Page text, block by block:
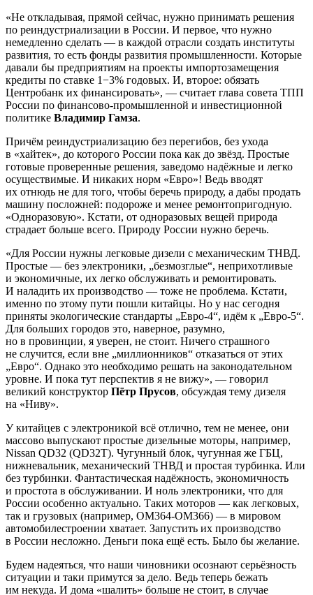
«Не откладывая, прямой сейчас, нужно принимать решения
по реиндустриализации в России. И первое, что нужно
немедленно сделать — в каждой отрасли создать институты
развития, то есть фонды развития промышленности. Которые
давали бы предприятиям на проекты импортозамещения
кредиты по ставке 1−3% годовых. И, второе: обязать
Центробанк их финансировать», — считает глава совета ТПП
России по финансово-промышленной и инвестиционной
политике Владимир Гамза.
Причём реиндустриализацию без перегибов, без ухода
в «хайтек», до которого России пока как до звёзд. Простые
готовые проверенные решения, заведомо надёжные и легко
осуществимые. И никаких норм «Евро»! Ведь вводят
их отнюдь не для того, чтобы беречь природу, а дабы продать
машину посложней: подороже и менее ремонтопригодную.
«Одноразовую». Кстати, от одноразовых вещей природа
страдает больше всего. Природу России нужно беречь.
«Для России нужны легковые дизели с механическим ТНВД.
Простые — без электроники, „безмозглые“, неприхотливые
и экономичные, их легко обслуживать и ремонтировать.
И наладить их производство — тоже не проблема. Кстати,
именно по этому пути пошли китайцы. Но у нас сегодня
приняты экологические стандарты „Евро-4“, идём к „Евро-5“.
Для больших городов это, наверное, разумно,
но в провинции, я уверен, не стоит. Ничего страшного
не случится, если вне „миллионников“ отказаться от этих
„Евро“. Однако это необходимо решать на законодательном
уровне. И пока тут перспектив я не вижу», — говорил
великий конструктор Пётр Прусов, обсуждая тему дизеля
на «Ниву».
У китайцев с электроникой всё отлично, тем не менее, они
массово выпускают простые дизельные моторы, например,
Nissan QD32 (QD32T). Чугунный блок, чугунная же ГБЦ,
нижневальник, механический ТНВД и простая турбинка. Или
без турбинки. Фантастическая надёжность, экономичность
и простота в обслуживании. И ноль электроники, что для
России особенно актуально. Таких моторов — как легковых,
так и грузовых (например, ОМ364-ОМ366) — в мировом
автомобилестроении хватает. Запустить их производство
в России несложно. Деньги пока ещё есть. Было бы желание.
Будем надеяться, что наши чиновники осознают серьёзность
ситуации и таки примутся за дело. Ведь теперь бежать
им некуда. И дома «шалить» больше не стоит, в случае